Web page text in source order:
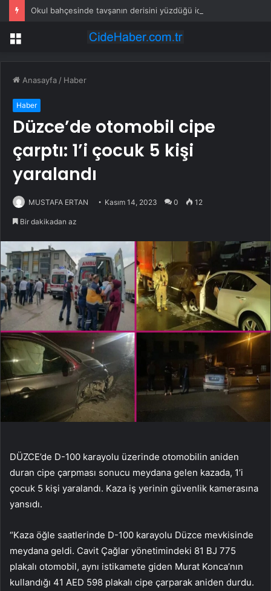
Menü
Anasayfa / Haber
Haber
Düzce’de otomobil cipe
çarptı: 1’i çocuk 5 kişi
yaralandı
MUSTAFA ERTAN Kasım 14, 2023 0 12
Bir dakikadan az
DÜZCE’de D-100 karayolu üzerinde otomobilin aniden
duran cipe çarpması sonucu meydana gelen kazada, 1’i
çocuk 5 kişi yaralandı. Kaza iş yerinin güvenlik kamerasına
yansıdı.
“Kaza öğle saatlerinde D-100 karayolu Düzce mevkisinde
meydana geldi. Cavit Çağlar yönetimindeki 81 BJ 775
plakalı otomobil, aynı istikamete giden Murat Konca’nın
kullandığı 41 AED 598 plakalı cipe çarparak aniden durdu.